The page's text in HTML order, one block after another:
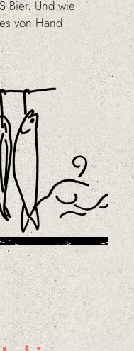
Bier. Und wie
von Hand